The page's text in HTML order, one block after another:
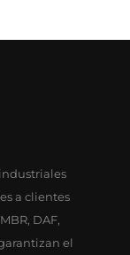
a clientes
DAF,
el